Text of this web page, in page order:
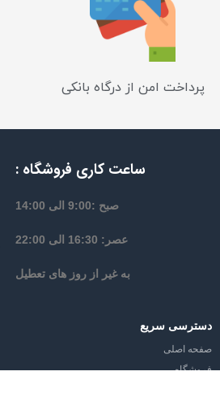
پرداخت امن از درگاه بانکی
ساعت کاری فروشگاه :
صبح :9:00 الی 14:00
عصر: 16:30 الی 22:00
به غیر از روز های تعطیل
دسترسی سریع
صفحه اصلی
فروشگاه